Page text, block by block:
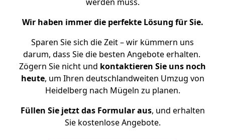
Wir haben immer die perfekte Lösung für Sie.
Sparen Sie sich die Zeit – wir kümmern uns
darum, dass Sie die besten Angebote erhalten.
Zögern Sie nicht und kontaktieren Sie uns noch
heute, um Ihren deutschlandweiten Umzug von
Heidelberg nach Mügeln zu planen.
Füllen Sie jetzt das Formular aus, und erhalten
Sie kostenlose Angebote.